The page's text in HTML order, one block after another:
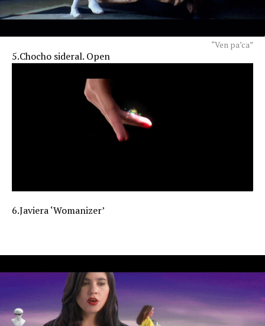
“Ven pa’ca”
5.Chocho sideral. Open
6.Javiera ‘Womanizer’